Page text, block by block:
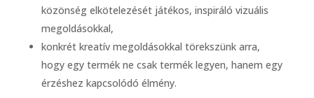
közönség elkötelezését játékos, inspiráló vizuális
megoldásokkal,
konkrét kreatív megoldásokkal törekszünk arra,
hogy egy termék ne csak termék legyen, hanem egy
érzéshez kapcsolódó élmény.